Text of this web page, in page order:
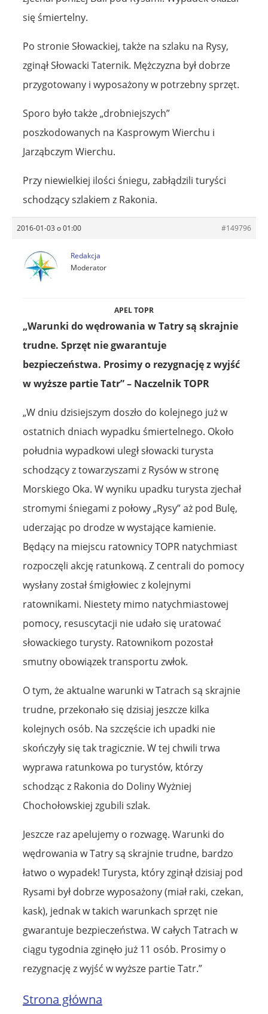
się śmiertelny.
Po stronie Słowackiej, także na szlaku na Rysy,
zginął Słowacki Taternik. Mężczyzna był dobrze
przygotowany i wyposażony w potrzebny sprzęt.
Sporo było także „drobniejszych”
poszkodowanych na Kasprowym Wierchu i
Jarząbczym Wierchu.
Przy niewielkiej ilości śniegu, zabłądzili turyści
schodzący szlakiem z Rakonia.
2016-01-03 o 01:00 #149796
Redakcja
Moderator
APEL TOPR
„Warunki do wędrowania w Tatry są skrajnie
trudne. Sprzęt nie gwarantuje
bezpieczeństwa. Prosimy o rezygnację z wyjść
w wyższe partie Tatr” – Naczelnik TOPR
„W dniu dzisiejszym doszło do kolejnego już w
ostatnich dniach wypadku śmiertelnego. Około
południa wypadkowi uległ słowacki turysta
schodzący z towarzyszami z Rysów w stronę
Morskiego Oka. W wyniku upadku turysta zjechał
stromymi śniegami z połowy „Rysy” aż pod Bulę,
uderzając po drodze w wystające kamienie.
Będący na miejscu ratownicy TOPR natychmiast
rozpoczęli akcję ratunkową. Z centrali do pomocy
wysłany został śmigłowiec z kolejnymi
ratownikami. Niestety mimo natychmiastowej
pomocy, resuscytacji nie udało się uratować
słowackiego turysty. Ratownikom pozostał
smutny obowiązek transportu zwłok.
O tym, że aktualne warunki w Tatrach są skrajnie
trudne, przekonało się dzisiaj jeszcze kilka
kolejnych osób. Na szczęście ich upadki nie
skończyły się tak tragicznie. W tej chwili trwa
wyprawa ratunkowa po turystów, którzy
schodząc z Rakonia do Doliny Wyżniej
Chochołowskiej zgubili szlak.
Jeszcze raz apelujemy o rozwagę. Warunki do
wędrowania w Tatry są skrajnie trudne, bardzo
łatwo o wypadek! Turysta, który zginął dzisiaj pod
Rysami był dobrze wyposażony (miał raki, czekan,
kask), jednak w takich warunkach sprzęt nie
gwarantuje bezpieczeństwa. W całych Tatrach w
ciągu tygodnia zginęło już 11 osób. Prosimy o
rezygnację z wyjść w wyższe partie Tatr.”
Strona główna